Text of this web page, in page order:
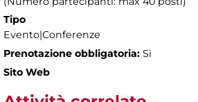
Tipo
Evento|Conferenze
Prenotazione obbligatoria: Sì
Sito Web